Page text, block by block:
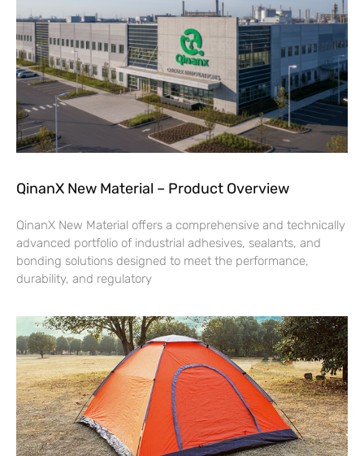
QinanX New Material – Product Overview
QinanX New Material offers a comprehensive and technically
advanced portfolio of industrial adhesives, sealants, and
bonding solutions designed to meet the performance,
durability, and regulatory